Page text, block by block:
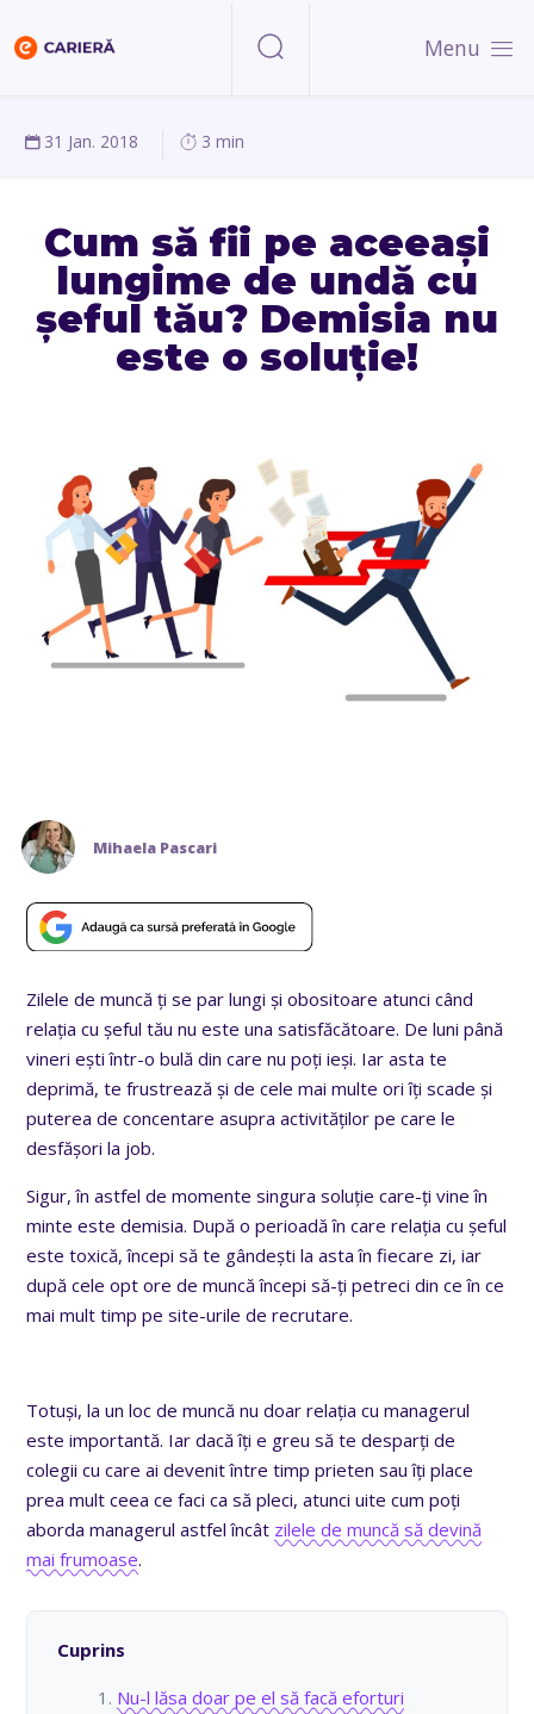
Menu
31 Jan. 2018 3 min
Cum să fii pe aceeași
lungime de undă cu
șeful tău? Demisia nu
este o soluție!
Mihaela Pascari
Zilele de muncă ți se par lungi și obositoare atunci când
relația cu șeful tău nu este una satisfăcătoare. De luni până
vineri ești într-o bulă din care nu poți ieși. Iar asta te
deprimă, te frustrează și de cele mai multe ori îți scade și
puterea de concentare asupra activităților pe care le
desfășori la job.
Sigur, în astfel de momente singura soluție care-ți vine în
minte este demisia. După o perioadă în care relația cu șeful
este toxică, începi să te gândești la asta în fiecare zi, iar
după cele opt ore de muncă începi să-ți petreci din ce în ce
mai mult timp pe site-urile de recrutare.
Totuși, la un loc de muncă nu doar relația cu managerul
este importantă. Iar dacă îți e greu să te desparți de
colegii cu care ai devenit între timp prieten sau îți place
prea mult ceea ce faci ca să pleci, atunci uite cum poți
aborda managerul astfel încât zilele de muncă să devină
mai frumoase.
Cuprins
Nu-l lăsa doar pe el să facă eforturi